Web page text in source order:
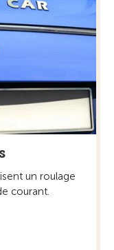
un roulage
courant.